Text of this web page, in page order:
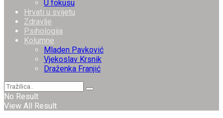
U fokusu
Hrvati u svijetu
Zdravlje
Psihologija
Kolumne
Mladen Pavković
Vjekoslav Krsnik
Draženka Franjić
No Result
View All Result